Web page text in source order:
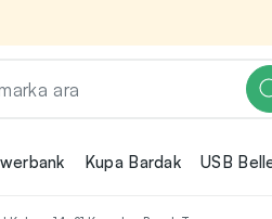
Kupa Bardak USB